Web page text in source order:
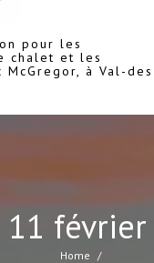
pour les
chalet et les
à Val-
11
Home